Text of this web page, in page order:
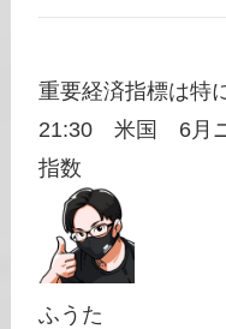
重要経済指標は特
21:30 米国 6月ニ
指数
ふうた